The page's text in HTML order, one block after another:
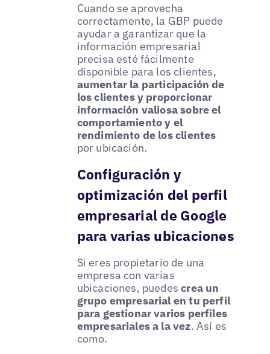
Cuando se aprovecha
correctamente, la GBP puede
ayudar a garantizar que la
información empresarial
precisa esté fácilmente
disponible para los clientes,
aumentar la participación de
los clientes y proporcionar
información valiosa sobre el
comportamiento y el
rendimiento de los clientes
por ubicación.
Configuración y
optimización del perfil
empresarial de Google
para varias ubicaciones
Si eres propietario de una
empresa con varias
ubicaciones, puedescrea un
grupo empresarial en tu perfil
para gestionar varios perfiles
empresariales a la vez. Así es
como.